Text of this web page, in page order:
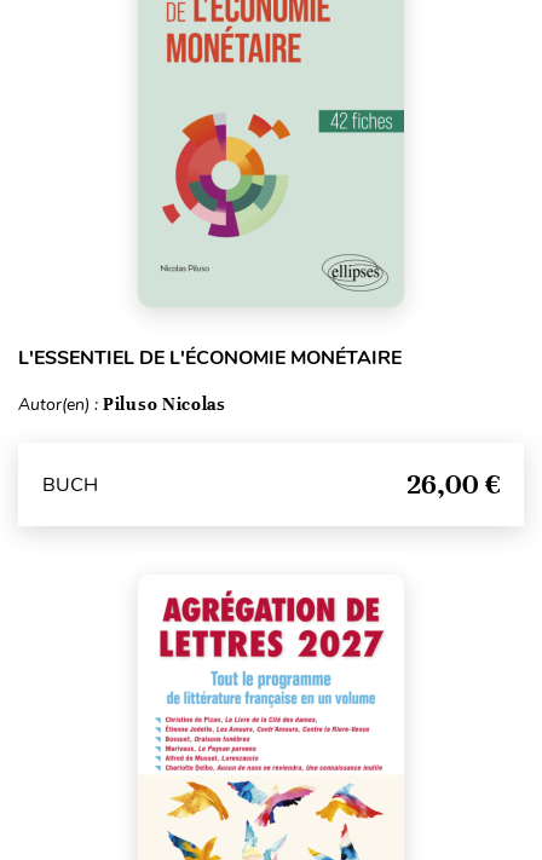
L'ESSENTIEL DE L'ÉCONOMIE MONÉTAIRE
Autor(en) : Piluso Nicolas
BUCH 26,00 €